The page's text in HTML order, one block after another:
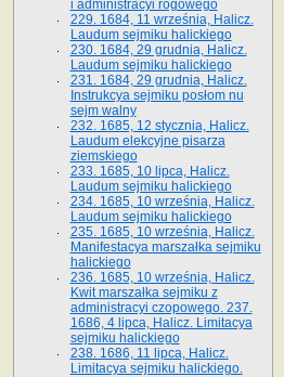
i administracyi rogowego
229. 1684, 11 września, Halicz.
Laudum sejmiku halickiego
230. 1684, 29 grudnia, Halicz.
Laudum sejmiku halickiego
231. 1684, 29 grudnia, Halicz.
Instrukcya sejmiku posłom nu
sejm walny
232. 1685, 12 stycznia, Halicz.
Laudum elekcyjne pisarza
ziemskiego
233. 1685, 10 lipca, Halicz.
Laudum sejmiku halickiego
234. 1685, 10 września, Halicz.
Laudum sejmiku halickiego
235. 1685, 10 września, Halicz.
Manifestacya marszałka sejmiku
halickiego
236. 1685, 10 września, Halicz.
Kwit marszałka sejmiku z
administracyi czopowego. 237.
1686, 4 lipca, Halicz. Limitacya
sejmiku halickiego
238. 1686, 11 lipca, Halicz.
Limitacya sejmiku halickiego.